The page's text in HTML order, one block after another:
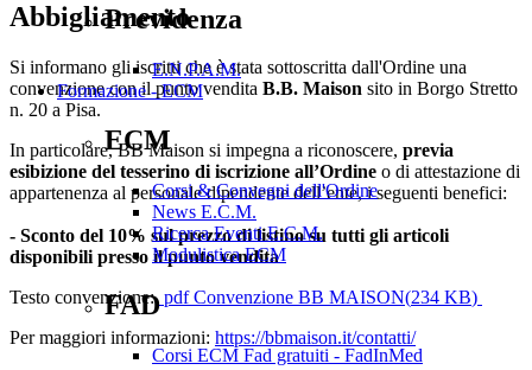
Previdenza
E.N.P.A.M.
Formazione - ECM
ECM
Corsi & Convegni dell'Ordine
News E.C.M.
Ricerca Eventi E.C.M.
Modulistica ECM
FAD
Corsi ECM Fad gratuiti - FadInMed
Abbigliamento
Si informano gli iscritti che è stata sottoscritta dall'Ordine una
convenzione con il punto vendita B.B. Maison sito in Borgo Stretto
n. 20 a Pisa.
In particolare, BB Maison si impegna a riconoscere, previa
esibizione del tesserino di iscrizione all’Ordine o di attestazione di
appartenenza al personale dipendente dell’ente, i seguenti benefici:
- Sconto del 10% sul prezzo di listino su tutti gli articoli
disponibili presso il punto vendita
Testo convenzione: pdfConvenzione BB MAISON(234 KB)
Per maggiori informazioni: https://bbmaison.it/contatti/